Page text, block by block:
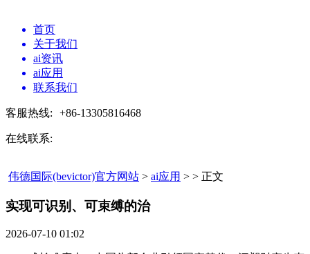
首页
关于我们
ai资讯
ai应用
联系我们
客服热线: +86-13305816468
在线联系:
伟德国际(bevictor)官方网站 > ai应用 > > 正文
实现可识别、可束缚的治​
2026-07-10 01:02